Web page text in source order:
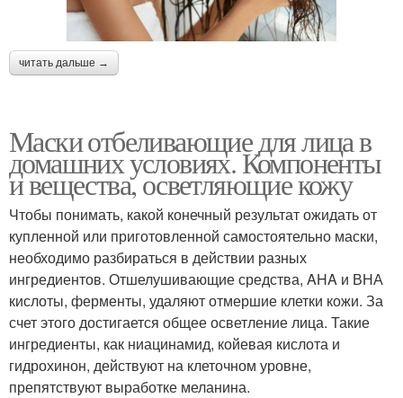
читать дальше →
Маски отбеливающие для лица в
домашних условиях. Компоненты
и вещества, осветляющие кожу
Чтобы понимать, какой конечный результат ожидать от
купленной или приготовленной самостоятельно маски,
необходимо разбираться в действии разных
ингредиентов. Отшелушивающие средства, AHA и ВНА
кислоты, ферменты, удаляют отмершие клетки кожи. За
счет этого достигается общее осветление лица. Такие
ингредиенты, как ниацинамид, койевая кислота и
гидрохинон, действуют на клеточном уровне,
препятствуют выработке меланина.